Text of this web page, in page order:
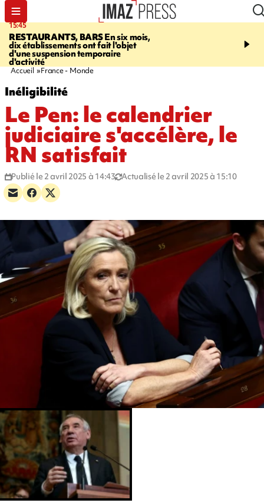
15:45
RESTAURANTS, BARSEn six mois,
dix établissements ont fait l'objet
d'une suspension temporaire
d'activité
17:17
Angeles, un homme vit
Accueil France - Monde
Inéligibilité
Le Pen: le calendrier
judiciaire s'accélère, le
RN satisfait
Publié le 2 avril 2025 à 14:43 Actualisé le 2 avril 2025 à 15:10